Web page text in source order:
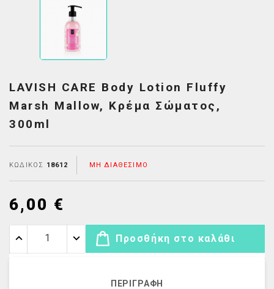
LAVISH CARE Body Lotion Fluffy
Marsh Mallow, Κρέμα Σώματος,
300ml
ΚΩΔΙΚΌΣ 18612 ΜΗ ΔΙΑΘΈΣΙΜΟ
6,00 €
Προσθήκη στο καλάθι
ΠΕΡΙΓΡΑΦΉ